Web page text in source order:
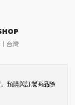
台灣
預購與訂製商品除